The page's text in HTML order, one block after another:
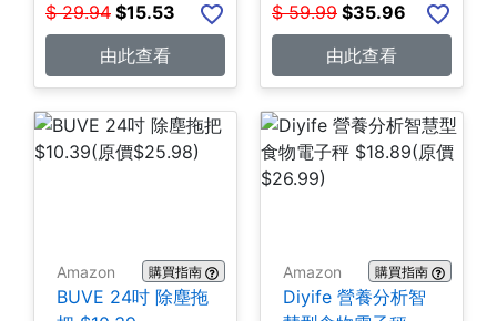
$ 29.94 $15.53
由此查看
$ 59.99 $35.96
由此查看
Amazon 購買指南
BUVE 24吋 除塵拖
Amazon 購買指南
Diyife 營養分析智